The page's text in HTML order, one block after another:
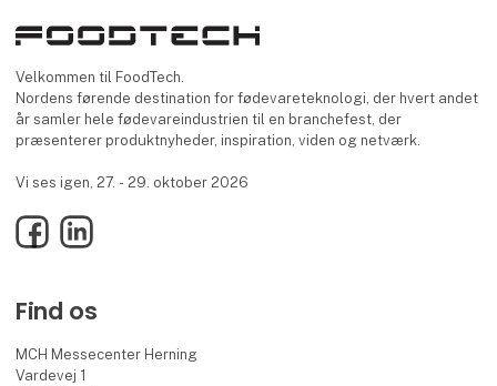
Velkommen til FoodTech.
Nordens førende destination for fødevareteknologi, der hvert andet
år samler hele fødevareindustrien til en branchefest, der
præsenterer produktnyheder, inspiration, viden og netværk.
Vi ses igen, 27. - 29. oktober 2026
FacebookLinkedIn
Find os
MCH Messecenter Herning
Vardevej 1